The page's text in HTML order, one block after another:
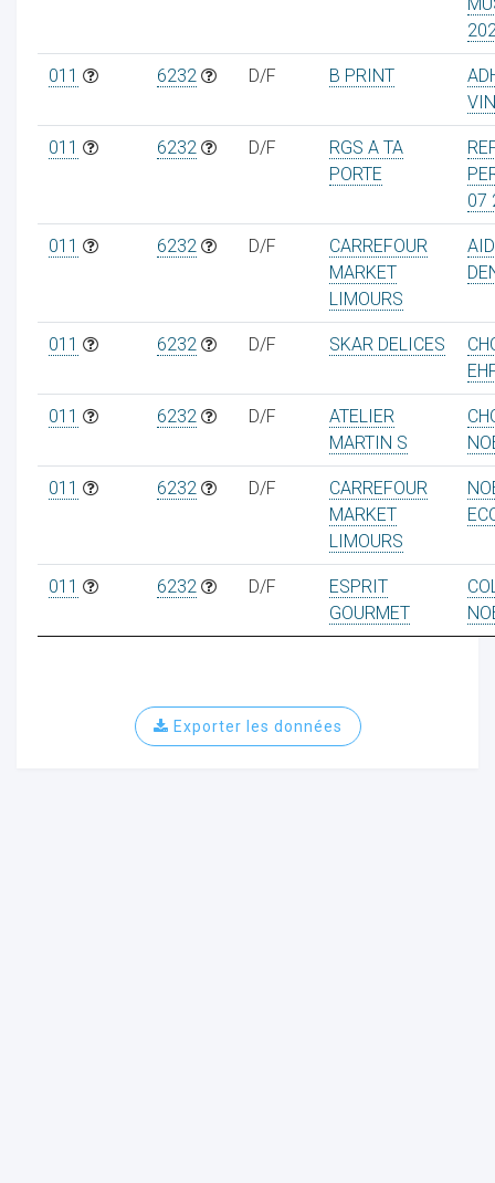
011 6232 D/F B PRINT
011 6232 D/F
RGS A TA
PORTE
07
011 6232 D/F
CARREFOUR
MARKET
LIMOURS
011 6232 D/F SKAR DELICES
011 6232 D/F
ATELIER
MARTIN S
011 6232 D/F
CARREFOUR
MARKET
LIMOURS
011 6232 D/F
ESPRIT
GOURMET
Exporter les données